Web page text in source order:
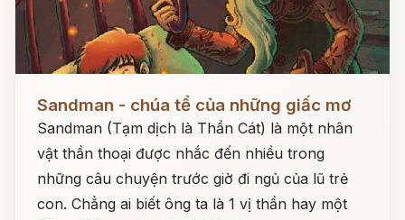
Sandman - chúa tể của những giấc mơ
Sandman (Tạm dịch là Thần Cát) là một nhân
vật thần thoại được nhắc đến nhiều trong
những câu chuyện trước giờ đi ngủ của lũ trẻ
con. Chẳng ai biết ông ta là 1 vị thần hay một